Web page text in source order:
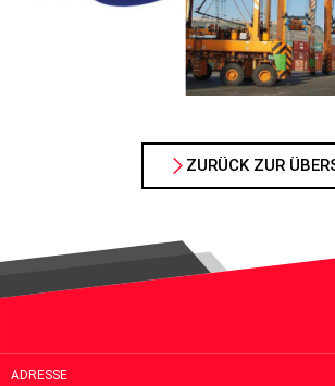
ZURÜCK ZUR
ADRESSE